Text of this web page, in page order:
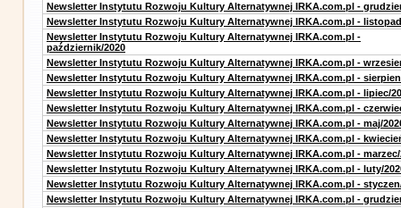
Newsletter Instytutu Rozwoju Kultury Alternatywnej IRKA.com.pl -
Newsletter Instytutu Rozwoju Kultury Alternatywnej IRKA.com.pl -
Newsletter Instytutu Rozwoju Kultury Alternatywnej IRKA.com.pl -
październik/2020
Newsletter Instytutu Rozwoju Kultury Alternatywnej IRKA.com.pl -
Newsletter Instytutu Rozwoju Kultury Alternatywnej IRKA.com.pl -
Newsletter Instytutu Rozwoju Kultury Alternatywnej IRKA.com.pl - lipiec/
Newsletter Instytutu Rozwoju Kultury Alternatywnej IRKA.com.pl -
Newsletter Instytutu Rozwoju Kultury Alternatywnej IRKA.com.pl - maj/
Newsletter Instytutu Rozwoju Kultury Alternatywnej IRKA.com.pl -
Newsletter Instytutu Rozwoju Kultury Alternatywnej IRKA.com.pl - marzec/
Newsletter Instytutu Rozwoju Kultury Alternatywnej IRKA.com.pl - luty/
Newsletter Instytutu Rozwoju Kultury Alternatywnej IRKA.com.pl -
Newsletter Instytutu Rozwoju Kultury Alternatywnej IRKA.com.pl -